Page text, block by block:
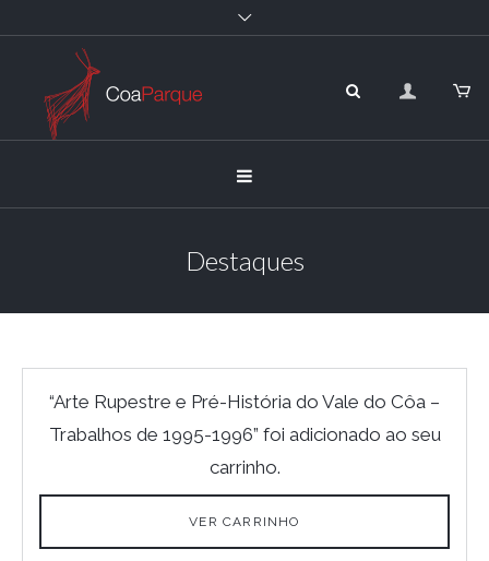
Destaques
“Arte Rupestre e Pré-História do Vale do Côa –
Trabalhos de 1995-1996” foi adicionado ao seu
carrinho.
VER CARRINHO